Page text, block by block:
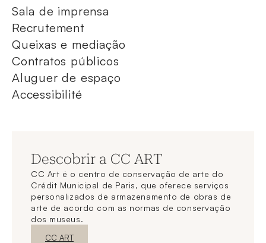
Sala de imprensa
Recrutement
Queixas e mediação
Contratos públicos
Aluguer de espaço
Accessibilité
Descobrir a CC ART
CC Art é o centro de conservação de arte do
Crédit Municipal de Paris, que oferece serviços
personalizados de armazenamento de obras de
arte de acordo com as normas de conservação
dos museus.
Nova janelaDescubra o
CC ART